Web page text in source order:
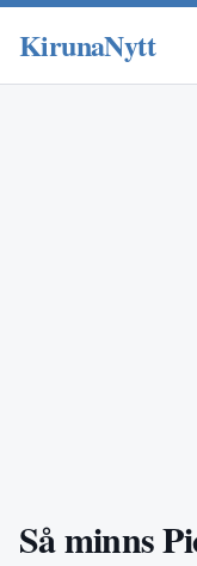
KirunaNytt
Så minns